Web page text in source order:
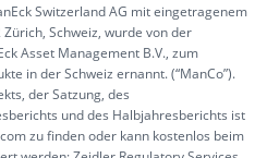
Switzerland AG mit eingetragenem
Schweiz, wurde von der
Asset Management B.V., zum
in der Schweiz ernannt. (“ManCo”).
der Satzung, des
und des Halbjahresberichts ist
zu finden oder kann kostenlos beim